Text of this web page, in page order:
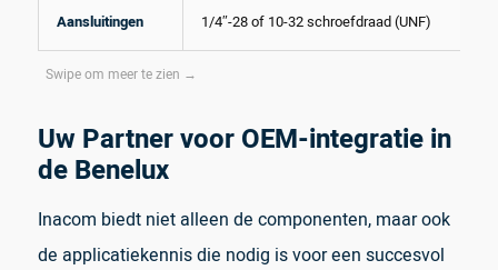
Aansluitingen 1/4″-28 of 10-32 schroefdraad (UNF)
Uw Partner voor OEM-integratie in
de Benelux
Inacom biedt niet alleen de componenten, maar ook
de applicatiekennis die nodig is voor een succesvol